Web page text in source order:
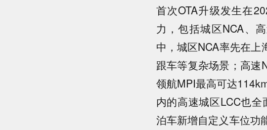
首次OTA升级发生在
力，包括城区NCA、
中，城区NCA率先在
跟车等复杂场景；高速
领航MPI最高可达
内的高速城区LCC也
泊车新增自定义车位功